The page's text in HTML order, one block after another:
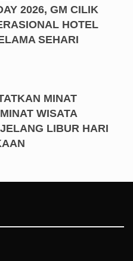
2026, GM CILIK
HOTEL
SEHARI
MINAT
WISATA
LIBUR HARI